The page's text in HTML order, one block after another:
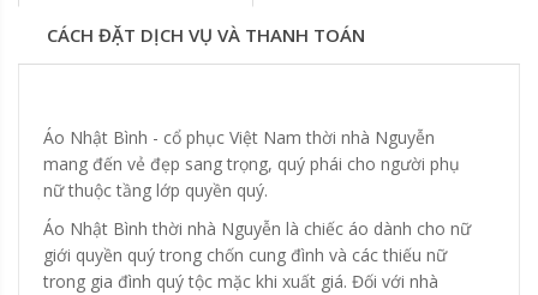
CÁCH ĐẶT DỊCH VỤ VÀ THANH TOÁN
Áo Nhật Bình - cổ phục Việt Nam thời nhà Nguyễn
mang đến vẻ đẹp sang trọng, quý phái cho người phụ
nữ thuộc tầng lớp quyền quý.
Áo Nhật Bình thời nhà Nguyễn là chiếc áo dành cho nữ
giới quyền quý trong chốn cung đình và các thiếu nữ
trong gia đình quý tộc mặc khi xuất giá. Đối với nhà